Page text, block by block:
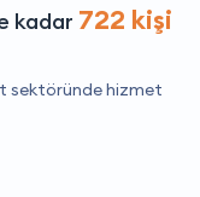
kadar 722 kişi
sektöründe hizmet